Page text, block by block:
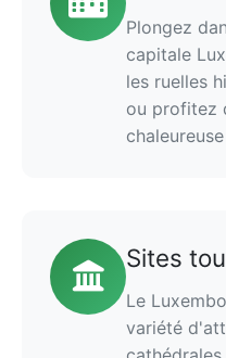
Plongez
capitale
les ruelles
ou profitez
Sites
Le
variété